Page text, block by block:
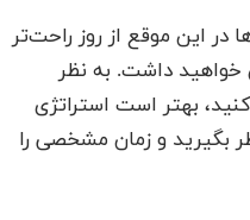
در این موقع از روز راحت‌تر
خواهید داشت. به نظر
بهتر است استراتژی
بگیرید و زمان مشخصی را